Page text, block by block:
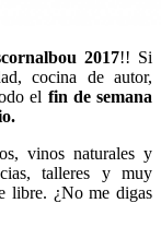
2017!! Si
cocina de autor,
el fin de semana
vinos naturales y
talleres y muy
libre. ¿No me digas